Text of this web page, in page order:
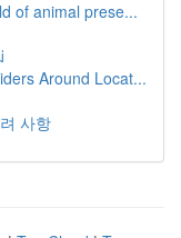
of animal prese...
Around Locat...
사항